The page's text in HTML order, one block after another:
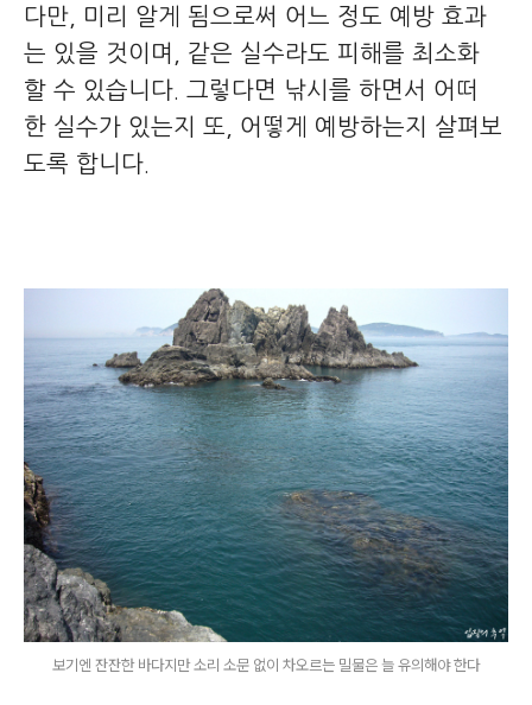
다만, 미리 알게 됨으로써 어느 정도 예방 효과
는 있을 것이며, 같은 실수라도 피해를 최소화
할 수 있습니다. 그렇다면 낚시를 하면서 어떠
한 실수가 있는지 또, 어떻게 예방하는지 살펴보
도록 합니다.
보기엔 잔잔한 바다지만 소리 소문 없이 차오르는 밀물은 늘 유의해야 한다